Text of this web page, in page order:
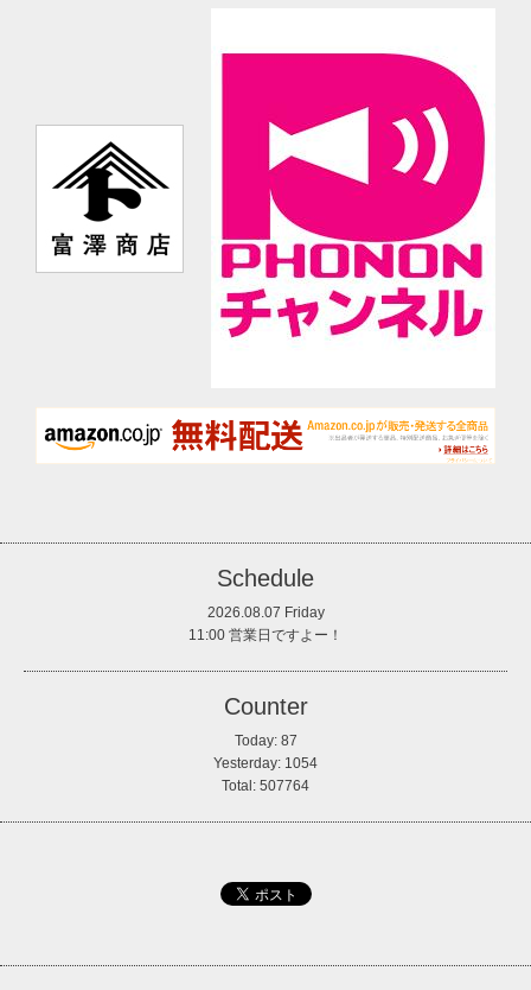
Schedule
2026.08.07 Friday
11:00 営業日ですよー！
Counter
Today: 87
Yesterday: 1054
Total: 507764